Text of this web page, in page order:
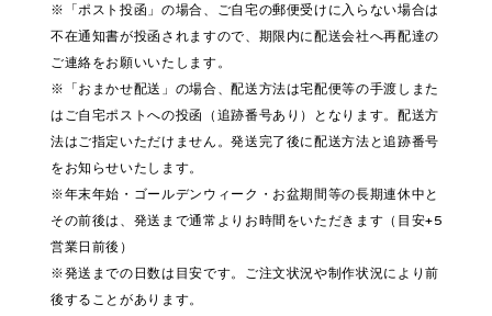
※「ポスト投函」の場合、ご自宅の郵便受けに入らない場合は
不在通知書が投函されますので、期限内に配送会社へ再配達の
ご連絡をお願いいたします。
※「おまかせ配送」の場合、配送方法は宅配便等の手渡しまた
はご自宅ポストへの投函（追跡番号あり）となります。配送方
法はご指定いただけません。発送完了後に配送方法と追跡番号
をお知らせいたします。
※年末年始・ゴールデンウィーク・お盆期間等の長期連休中と
その前後は、発送まで通常よりお時間をいただきます（目安+5
営業日前後）
※発送までの日数は目安です。ご注文状況や制作状況により前
後することがあります。